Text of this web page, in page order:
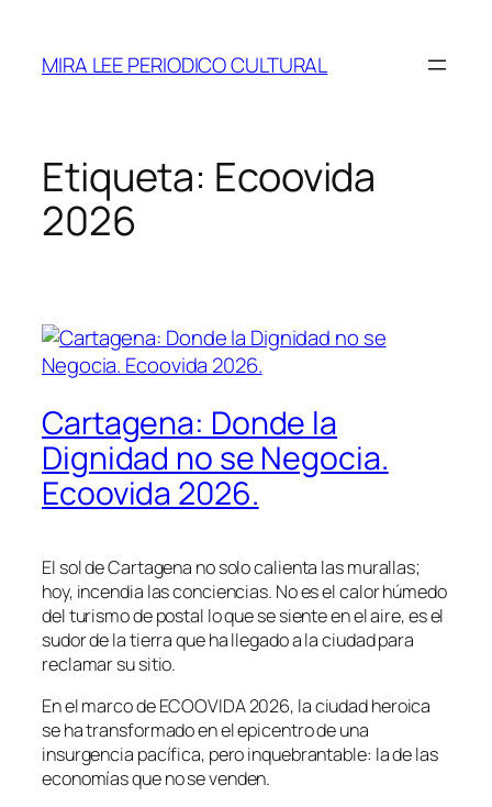
contenido
MIRA LEE PERIODICO CULTURAL
Etiqueta: Ecoovida
2026
Cartagena: Donde la
Dignidad no se Negocia.
Ecoovida 2026.
El sol de Cartagena no solo calienta las murallas;
hoy, incendia las conciencias. No es el calor húmedo
del turismo de postal lo que se siente en el aire, es el
sudor de la tierra que ha llegado a la ciudad para
reclamar su sitio.
En el marco de ECOOVIDA 2026, la ciudad heroica
se ha transformado en el epicentro de una
insurgencia pacífica, pero inquebrantable: la de las
economías que no se venden.